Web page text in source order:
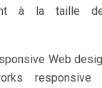
à la taille
Web
responsive